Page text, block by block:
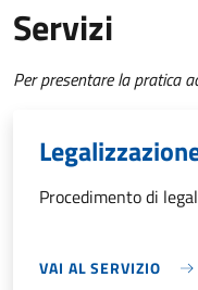
Servizi
Per presentare la pratica
Procedimento di
VAI AL SERVIZIO